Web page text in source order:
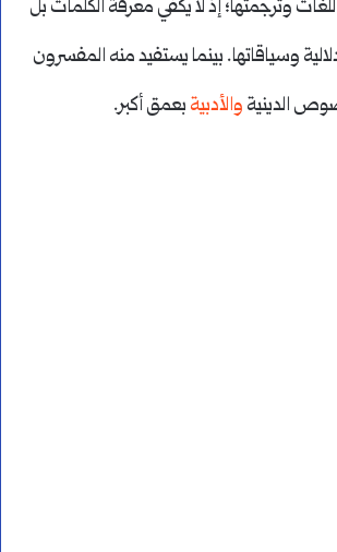
وترجمتها؛ إذ لا يكفي معرفة الكلمات بل
وسياقاتها. بينما يستفيد منه المفسرون
الدينية والأدبية بعمق أكبر.